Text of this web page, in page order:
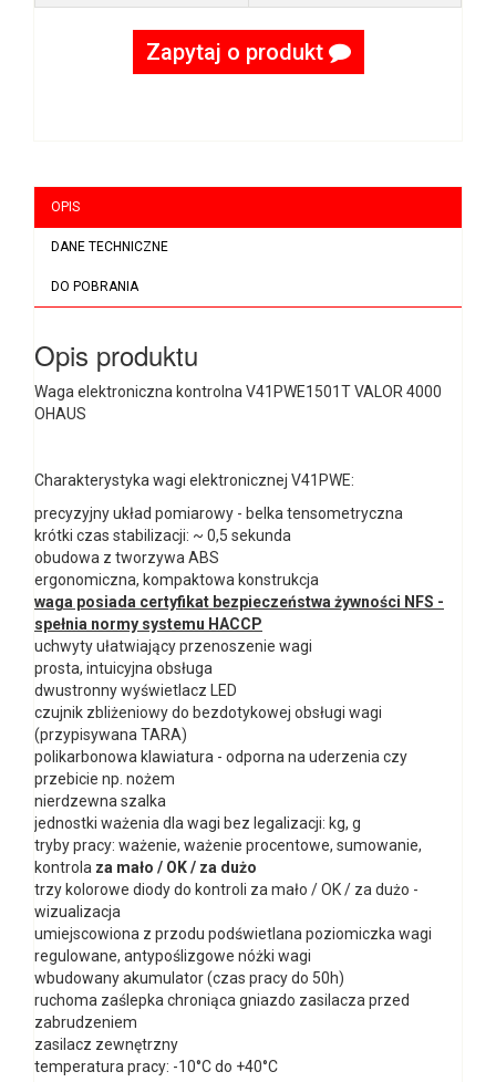
Zapytaj o produkt
OPIS
DANE TECHNICZNE
DO POBRANIA
Opis produktu
Waga elektroniczna kontrolna V41PWE1501T VALOR 4000
OHAUS
Charakterystyka wagi elektronicznej V41PWE:
precyzyjny układ pomiarowy - belka tensometryczna
krótki czas stabilizacji: ~ 0,5 sekunda
obudowa z tworzywa ABS
ergonomiczna, kompaktowa konstrukcja
waga posiada certyfikat bezpieczeństwa żywności NFS -
spełnia normy systemu HACCP
uchwyty ułatwiający przenoszenie wagi
prosta, intuicyjna obsługa
dwustronny wyświetlacz LED
czujnik zbliżeniowy do bezdotykowej obsługi wagi
(przypisywana TARA)
polikarbonowa klawiatura - odporna na uderzenia czy
przebicie np. nożem
nierdzewna szalka
jednostki ważenia dla wagi bez legalizacji: kg, g
tryby pracy: ważenie, ważenie procentowe, sumowanie,
kontrola za mało / OK / za dużo
trzy kolorowe diody do kontroli za mało / OK / za dużo -
wizualizacja
umiejscowiona z przodu podświetlana poziomiczka wagi
regulowane, antypoślizgowe nóżki wagi
wbudowany akumulator (czas pracy do 50h)
ruchoma zaślepka chroniąca gniazdo zasilacza przed
zabrudzeniem
zasilacz zewnętrzny
temperatura pracy: -10°C do +40°C